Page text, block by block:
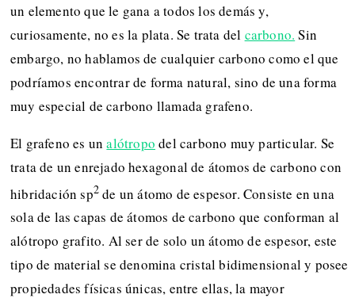
un elemento que le gana a todos los demás y,
curiosamente, no es la plata. Se trata del carbono. Sin
embargo, no hablamos de cualquier carbono como el que
podríamos encontrar de forma natural, sino de una forma
muy especial de carbono llamada grafeno.
El grafeno es unalótropo del carbono muy particular. Se
trata de un enrejado hexagonal de átomos de carbono con
hibridación sp2 de un átomo de espesor. Consiste en una
sola de las capas de átomos de carbono que conforman al
alótropo grafito. Al ser de solo un átomo de espesor, este
tipo de material se denomina cristal bidimensional y posee
propiedades físicas únicas, entre ellas, la mayor